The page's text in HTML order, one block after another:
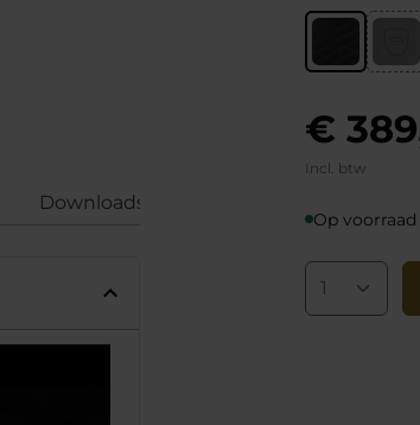
€
Op voorraad
Incl. btw
Downloads